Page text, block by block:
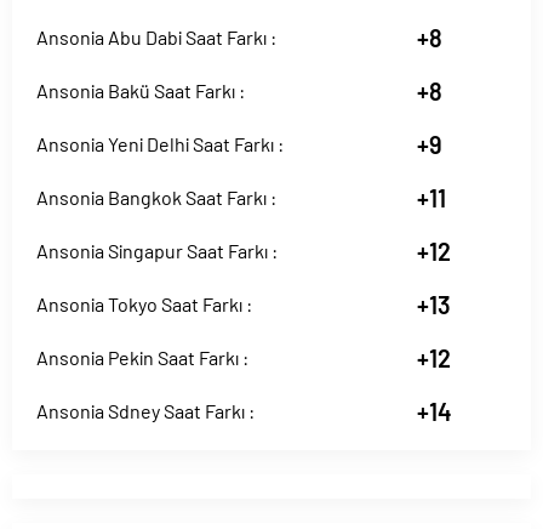
Ansonia Abu Dabi Saat Farkı : +8
Ansonia Bakü Saat Farkı : +8
Ansonia Yeni Delhi Saat Farkı : +9
Ansonia Bangkok Saat Farkı : +11
Ansonia Singapur Saat Farkı : +12
Ansonia Tokyo Saat Farkı : +13
Ansonia Pekin Saat Farkı : +12
Ansonia Sdney Saat Farkı : +14